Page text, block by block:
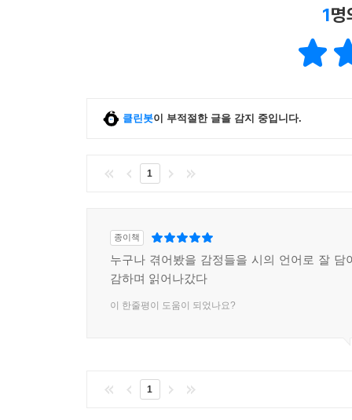
1명
클린봇이 부적절한 글을 감지 중입니다.
1
종이책
누구나 겪어봤을 감정들을 시의 언어로 잘 담
감하며 읽어나갔다
이 한줄평이 도움이 되었나요?
1